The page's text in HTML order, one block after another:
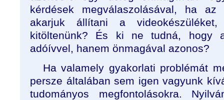
kérdések megválaszolásával, ha
akarjuk állítani a
kitöltenünk? És ki ne tudná, hogy
adóívvel, hanem önmagával azonos?
Ha valamely gyakorlati problémát
persze általában sem igen vagyunk
tudományos megfontolásokra.